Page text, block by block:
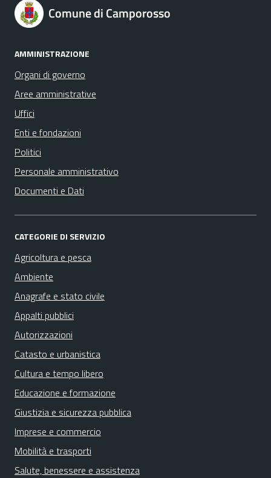
Comune di Camporosso
AMMINISTRAZIONE
Organi di governo
Aree amministrative
Uffici
Enti e fondazioni
Politici
Personale amministrativo
Documenti e Dati
CATEGORIE DI SERVIZIO
Agricoltura e pesca
Ambiente
Anagrafe e stato civile
Appalti pubblici
Autorizzazioni
Catasto e urbanistica
Cultura e tempo libero
Educazione e formazione
Giustizia e sicurezza pubblica
Imprese e commercio
Mobilità e trasporti
Salute, benessere e assistenza